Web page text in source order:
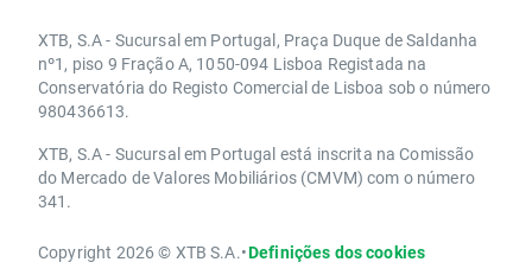
XTB, S.A - Sucursal em Portugal, Praça Duque de Saldanha
nº1, piso 9 Fração A, 1050-094 Lisboa Registada na
Conservatória do Registo Comercial de Lisboa sob o número
980436613.
XTB, S.A - Sucursal em Portugal está inscrita na Comissão
do Mercado de Valores Mobiliários (CMVM) com o número
341.
Copyright 2026 © XTB S.A.•Definições dos cookies